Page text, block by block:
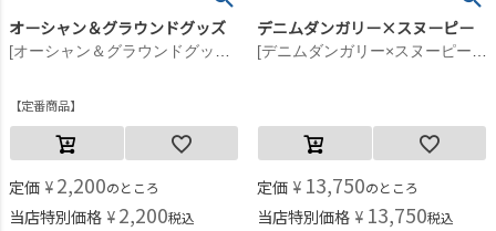
オーシャン＆グラウンドグッズ
定番商品
定価 ¥ 2,200のところ
当店特別価格 ¥ 2,200税込
デニムダンガリー×スヌーピー
定価 ¥ 13,750のところ
当店特別価格 ¥ 13,750税込